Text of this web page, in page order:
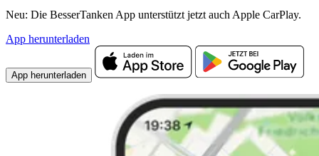
Neu: Die BesserTanken App unterstützt jetzt auch Apple CarPlay.
App herunterladen
App herunterladen